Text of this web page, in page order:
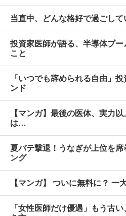
当直中、どんな格好で過ごして
投資家医師が語る、半導体ブ
こと
「いつでも辞められる自由」
ンド
【マンガ】最後の医体、実力
は…
夏バテ撃退！うなぎが上位を
ング
【マンガ】 ついに無料に？ 一
「女性医師だけ優遇」もう古